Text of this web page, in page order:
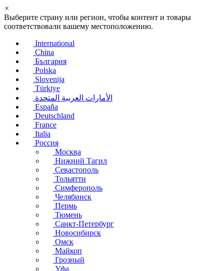
×
Выберите страну или регион, чтобы контент и товары
соответствовали вашему местоположению.
International
China
България
Polska
Slovenija
Türkiye
الأمارات العربية المتحدة
España
Deutschland
France
Italia
Россия
Москва
Нижний Тагил
Севастополь
Тольятти
Симферополь
Челябинск
Пермь
Тюмень
Санкт-Петербург
Новосибирск
Омск
Майкоп
Грозный
Уфа